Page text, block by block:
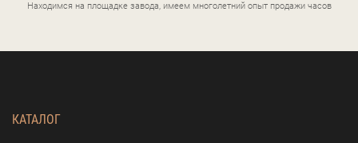
Находимся на площадке завода, имеем многолетний опыт продажи часов
КАТАЛОГ